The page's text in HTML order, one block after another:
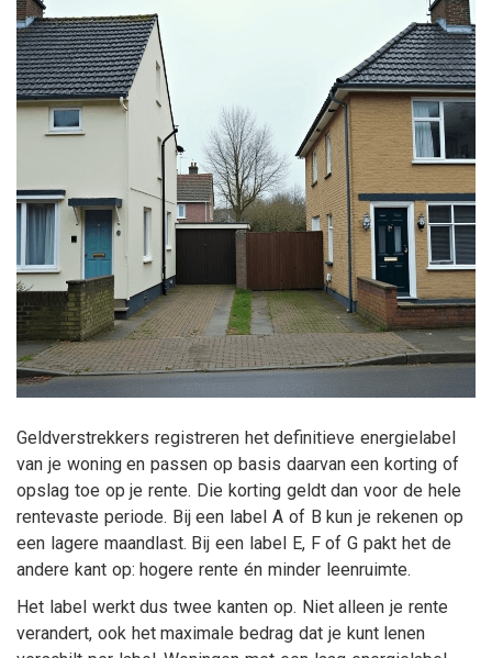
Geldverstrekkers registreren het definitieve energielabel
van je woning en passen op basis daarvan een korting of
opslag toe op je rente. Die korting geldt dan voor de hele
rentevaste periode. Bij een label A of B kun je rekenen op
een lagere maandlast. Bij een label E, F of G pakt het de
andere kant op: hogere rente én minder leenruimte.
Het label werkt dus twee kanten op. Niet alleen je rente
verandert, ook het maximale bedrag dat je kunt lenen